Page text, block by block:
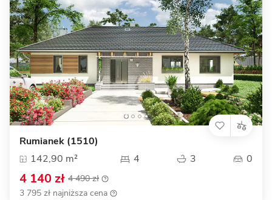
Rumianek (1510)
142,90 m²
4 3 0
4 140 zł 4 490 zł
3 795 zł najniższa cena